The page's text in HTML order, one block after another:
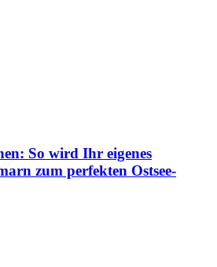
So wird Ihr eigenes
zum perfekten Ostsee-